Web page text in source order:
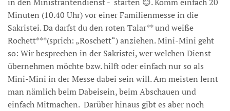
in den Ministrantendienst - starten 😊. Komm einfach 20
Minuten (10.40 Uhr) vor einer Familienmesse in die
Sakristei. Da darfst du den roten Talar** und weiße
Rochett***(sprich: „Roschett“) anziehen. Mini-Mini geht
so: Wir besprechen in der Sakristei, wer welchen Dienst
übernehmen möchte bzw. hilft oder einfach nur so als
Mini-Mini in der Messe dabei sein will. Am meisten lernt
man nämlich beim Dabeisein, beim Abschauen und
einfach Mitmachen. Darüber hinaus gibt es aber noch